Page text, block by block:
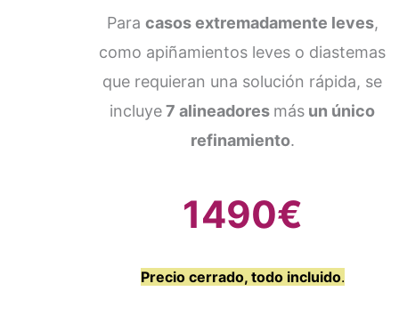
Para casos extremadamente leves,
como apiñamientos leves o diastemas
que requieran una solución rápida, se
incluye7 alineadores más un único
refinamiento.
1490€
Precio cerrado, todo incluido.